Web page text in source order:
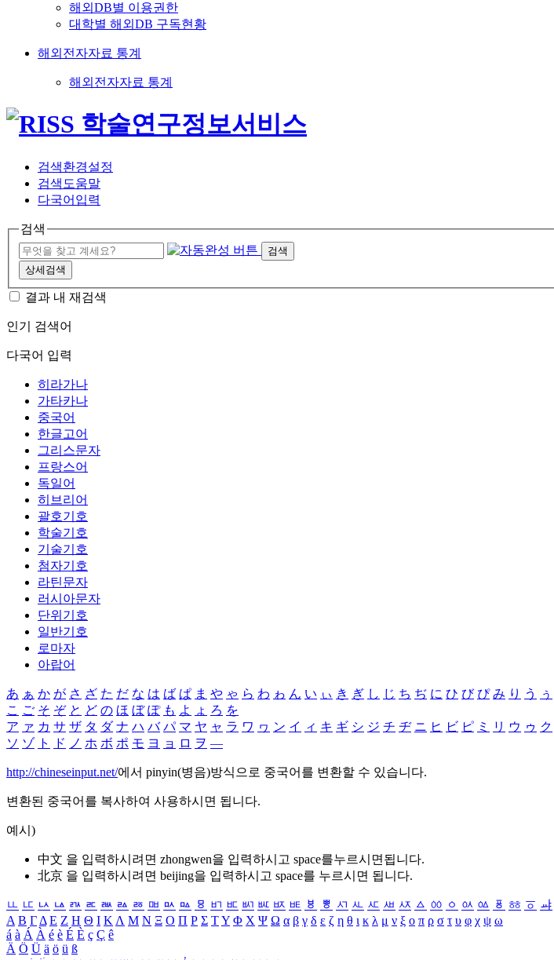
해외DB별 이용권한
대학별 해외DB 구독현황
해외전자자료 통계
해외전자자료 통계
검색환경설정
검색도움말
다국어입력
검색
검색
상세검색
결과 내 재검색
인기 검색어
다국어 입력
히라가나
가타카나
중국어
한글고어
그리스문자
프랑스어
독일어
히브리어
괄호기호
학술기호
기술기호
첨자기호
라틴문자
러시아문자
단위기호
일반기호
로마자
아랍어
あ ぁ か が さ ざ た だ な は ば ぱ ま や ゃ ら わ ゎ ん い ぃ き ぎ し じ ち ぢ に ひ び ぴ み り う ぅ
こ ご そ ぞ と ど の ほ ぼ ぽ も よ ょ ろ を
ア ァ カ サ ザ タ ダ ナ ハ バ パ マ ヤ ャ ラ ワ ヮ ン イ ィ キ ギ シ ジ チ ヂ ニ ヒ ビ ピ ミ リ ウ ゥ ク
ソ ゾ ト ド ノ ホ ボ ポ モ ヨ ョ ロ ヲ ―
http://chineseinput.net/에서 pinyin(병음)방식으로 중국어를 변환할 수 있습니다.
변환된 중국어를 복사하여 사용하시면 됩니다.
예시)
中文 을 입력하시려면 zhongwen을 입력하시고 space를누르시면됩니다.
北京 을 입력하시려면 beijing을 입력하시고 space를 누르시면 됩니다.
ㅥ ㅦ ㅧ ㅨ ㅩ ㅪ ㅫ ㅬ ㅭ ㅮ ㅯ ㅰ ㅱ ㅲ ㅳ ㅴ ㅵ ㅶ ㅷ ㅸ ㅹ ㅺ ㅻ ㅼ ㅽ ㅾ ㅿ ㆀ ㆁ ㆂ ㆃ ㆄ ㆅ ㆆ ㆇ
Α Β ΓΔ Ε Ζ Η Θ Ι ΚΛ Μ Ν Ξ Ο Π Ρ Σ ΤΥ Φ Χ Ψ Ω α β γ δ ε ζ η θ ι κ λ μ ν ξ ο π ρ σ τ υ φ χ ψ ω
á à Á À é è É È ç Ç ê
Ä Ö Ü ä ö ü ß